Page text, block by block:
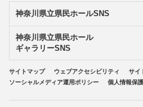
神奈川県立県民ホールSNS
神奈川県立県民ホール
ギャラリーSNS
サイトマップ ウェブアクセシビリティ
サイ
ソーシャルメディア運用ポリシー
個人情報保